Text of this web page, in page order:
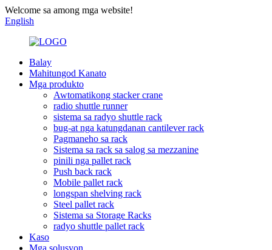
Welcome sa among mga website!
English
Balay
Mahitungod Kanato
Mga produkto
Awtomatikong stacker crane
radio shuttle runner
sistema sa radyo shuttle rack
bug-at nga katungdanan cantilever rack
Pagmaneho sa rack
Sistema sa rack sa salog sa mezzanine
pinili nga pallet rack
Push back rack
Mobile pallet rack
longspan shelving rack
Steel pallet rack
Sistema sa Storage Racks
radyo shuttle pallet rack
Kaso
Mga solusyon